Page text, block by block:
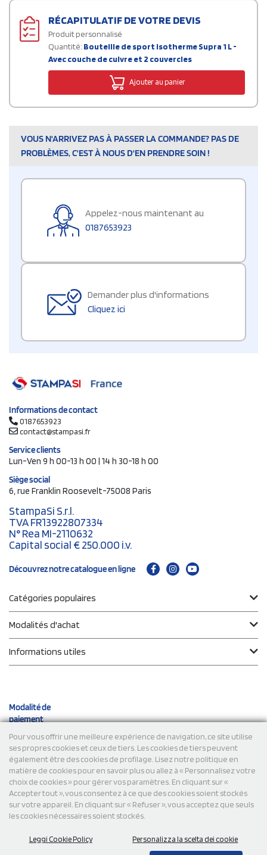
Pour vous offrir une meilleure expérience de navigation, ce site utilise
ses propres cookies et ceux de tiers. Les cookies de tiers peuvent
également être des cookies de profilage. Lisez notre politique en
matière de cookies pour en savoir plus ou allez à « Personnalisez votre
choix de cookies » pour gérer vos paramètres. En cliquant sur «
Accepter tout », vous consentez à ce que des cookies soient stockés
sur votre appareil. En cliquant sur « Refuser », vous acceptez que seuls
les cookies nécessaires soient stockés.
Leggi Cookie Policy Personalizza la scelta dei cookie
RÉCAPITULATIF DE VOTRE DEVIS
Produit personnalisé
Quantité: Bouteille de sport isotherme Supra 1 L -
Avec couche de cuivre et 2 couvercles
Ajouter au panier
VOUS N'ARRIVEZ PAS À PASSER LA COMMANDE? PAS DE
PROBLÈMES, C'EST À NOUS D'EN PRENDRE SOIN !
Appelez-nous maintenant au
0187653923
Demander plus d'informations
Cliquez ici
Informations de contact
0187653923
contact@stampasi.fr
Service clients
Lun-Ven 9 h 00-13 h 00 | 14 h 30-18 h 00
Siège social
6, rue Franklin Roosevelt-75008 Paris
StampaSi S.r.l.
TVA FR13922807334
N° Rea MI-2110632
Capital social € 250.000 i.v.
Découvrez notre catalogue en ligne
Catégories populaires
Modalités d'achat
Informations utiles
Modalité de
paiement
Expéditions
© 2026 StampaSi s.r.l. TOUS DROITS RÉSERVÉS - TVA